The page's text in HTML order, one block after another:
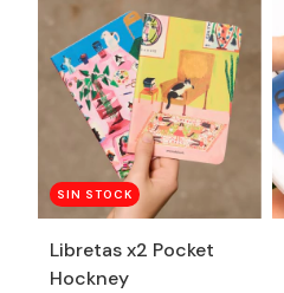
SIN STOCK
Libretas x2 Pocket
Hockney